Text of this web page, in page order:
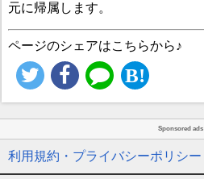
元に帰属します。
ページのシェアはこちらから♪
Sponsored ads
利用規約・プライバシーポリシー